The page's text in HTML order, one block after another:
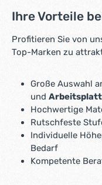
Ihre Vorteile
Profitieren Sie von
Top-Marken zu
Große Auswahl
und
Hochwertige
Rutschfeste
Individuelle
Bedarf
Kompetente